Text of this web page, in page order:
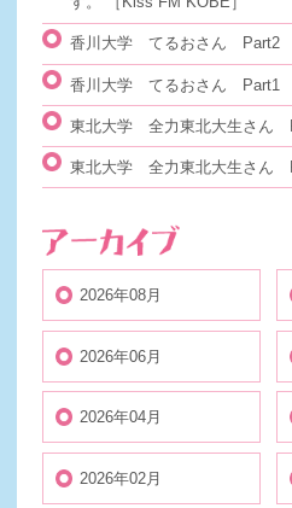
香川大学 てるおさん Part2
香川大学 てるおさん Part1
東北大学 全力東北大生さん
東北大学 全力東北大生さん
2026年08月
2026年06月
2026年04月
2026年02月